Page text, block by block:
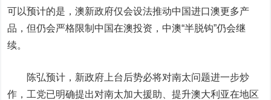
可以预计的是，澳新政府仅会设法推动中国进口澳更多产
品，但仍会严格限制中国在澳投资，中澳“半脱钩”仍会继
续。
陈弘预计，新政府上台后势必将对南太问题进一步炒
作，工党已明确提出对南太加大援助、提升澳大利亚在地区